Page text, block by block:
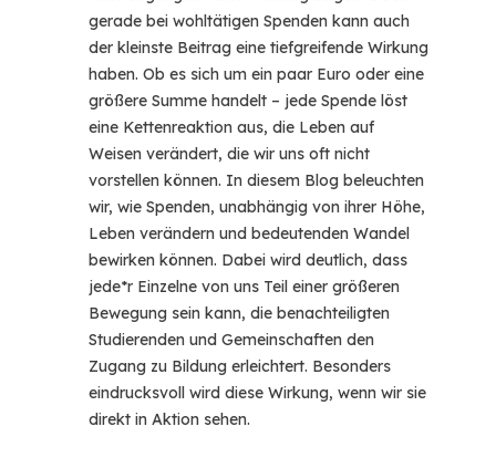
Facebook
Whatsapp
Telegram
gerade bei wohltätigen Spenden kann auch
der kleinste Beitrag eine tiefgreifende Wirkung
haben. Ob es sich um ein paar Euro oder eine
größere Summe handelt – jede Spende löst
eine Kettenreaktion aus, die Leben auf
Weisen verändert, die wir uns oft nicht
vorstellen können. In diesem Blog beleuchten
wir, wie Spenden, unabhängig von ihrer Höhe,
Leben verändern und bedeutenden Wandel
bewirken können. Dabei wird deutlich, dass
jede*r Einzelne von uns Teil einer größeren
Bewegung sein kann, die benachteiligten
Studierenden und Gemeinschaften den
Zugang zu Bildung erleichtert. Besonders
eindrucksvoll wird diese Wirkung, wenn wir sie
direkt in Aktion sehen.